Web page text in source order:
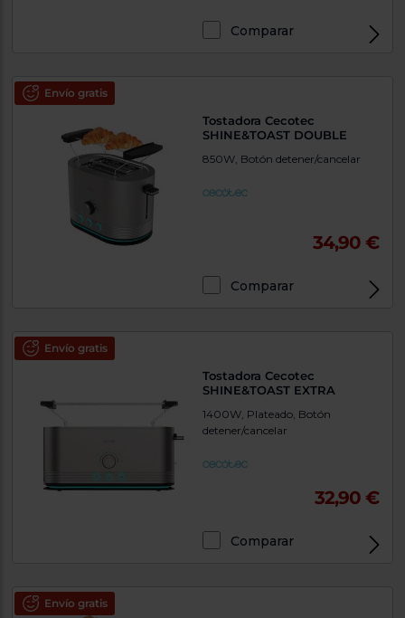
Comparar
Envío gratis
Tostadora Cecotec
SHINE&TOAST DOUBLE
850W, Botón detener/cancelar
34,90 €
Comparar
Envío gratis
Tostadora Cecotec
SHINE&TOAST EXTRA
1400W, Plateado, Botón
detener/cancelar
32,90 €
Comparar
Envío gratis